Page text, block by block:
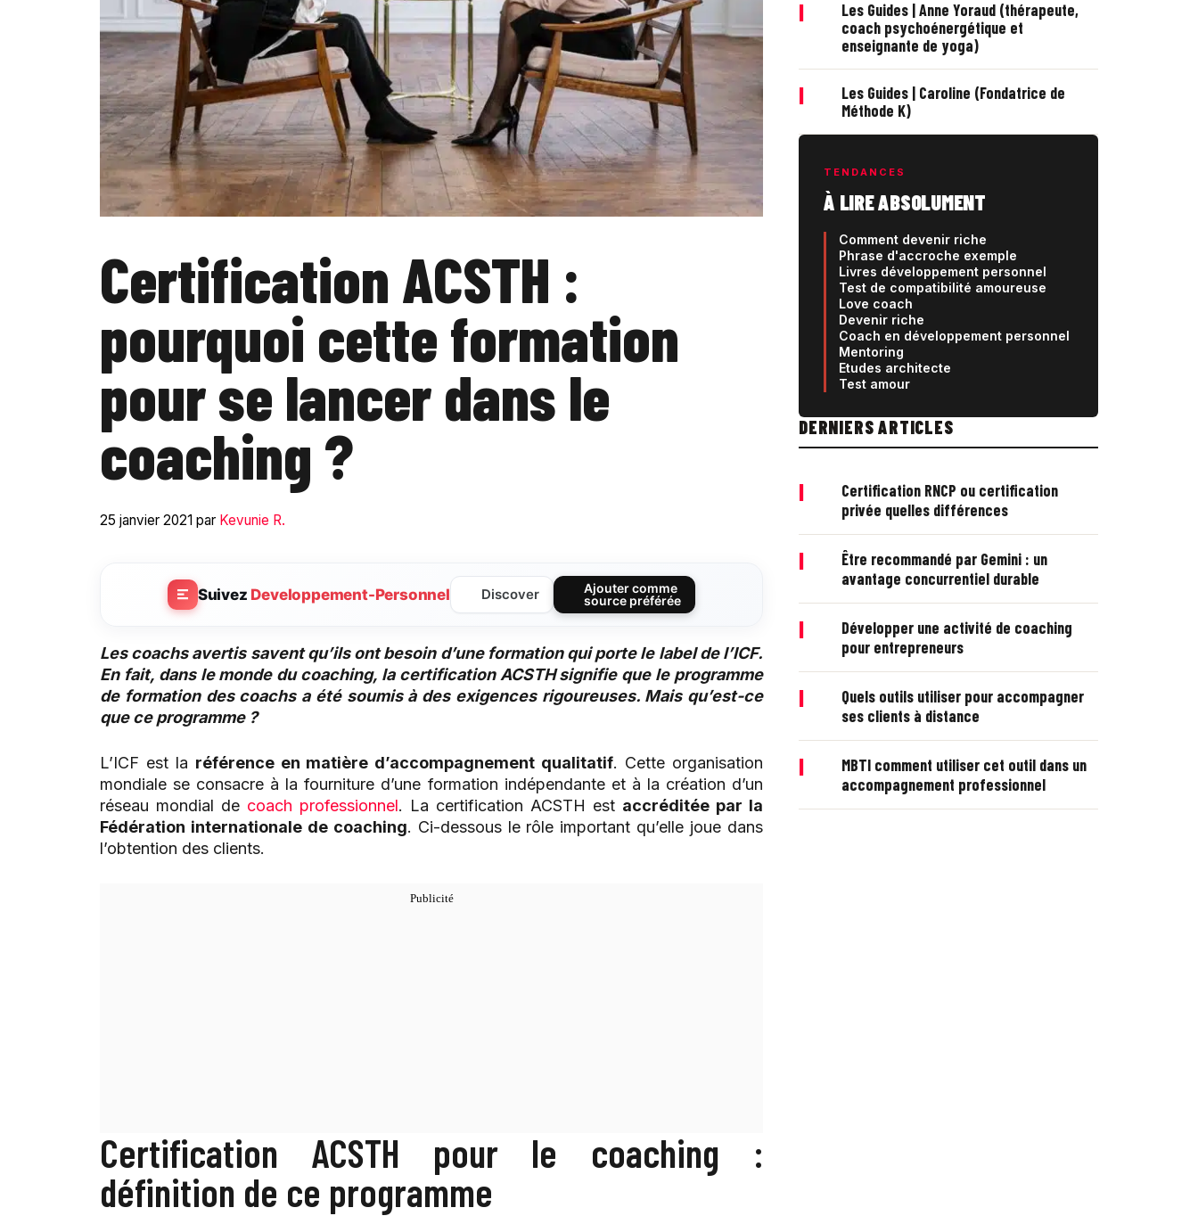
Certification ACSTH :
pourquoi cette formation
pour se lancer dans le
coaching ?
25 janvier 2021 par Kevunie R.
Suivez Developpement-Personnel Discover
Ajouter comme
source préférée
Les coachs avertis savent qu’ils ont besoin d’une formation qui porte le label de l’ICF.
En fait, dans le monde du coaching, la certification ACSTH signifie que le programme
de formation des coachs a été soumis à des exigences rigoureuses. Mais qu’est-ce
que ce programme ?
L’ICF est la référence en matière d’accompagnement qualitatif. Cette organisation
mondiale se consacre à la fourniture d’une formation indépendante et à la création d’un
réseau mondial de coach professionnel. La certification ACSTH est accréditée par la
Fédération internationale de coaching. Ci-dessous le rôle important qu’elle joue dans
l’obtention des clients.
Certification ACSTH pour le coaching :
définition de ce programme
|
Les Guides | Anne Yoraud (thérapeute,
coach psychoénergétique et
enseignante de yoga)
|
Les Guides | Caroline (Fondatrice de
Méthode K)
TENDANCES
À LIRE ABSOLUMENT
Comment devenir riche
Phrase d'accroche exemple
Livres développement personnel
Test de compatibilité amoureuse
Love coach
Devenir riche
Coach en développement personnel
Mentoring
Etudes architecte
Test amour
DERNIERS ARTICLES
|
Certification RNCP ou certification
privée quelles différences
|
Être recommandé par Gemini : un
avantage concurrentiel durable
|
Développer une activité de coaching
pour entrepreneurs
|
Quels outils utiliser pour accompagner
ses clients à distance
|
MBTI comment utiliser cet outil dans un
accompagnement professionnel